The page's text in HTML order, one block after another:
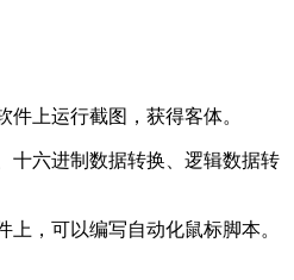
件上运行截图，获得客体。
十六进制数据转换、逻辑数据转
上，可以编写自动化鼠标脚本。